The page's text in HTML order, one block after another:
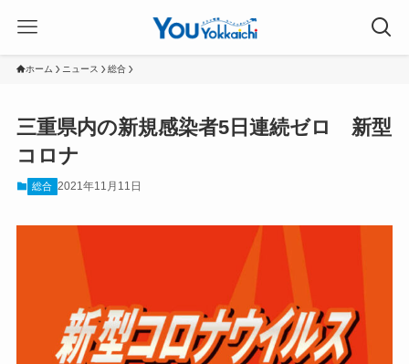
ホーム ニュース 総合
三重県内の新規感染者5日連続ゼロ 新型
コロナ
総合 2021年11月11日